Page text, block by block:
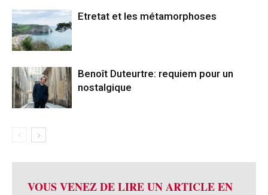
Etretat et les métamorphoses
Benoît Duteurtre: requiem pour un
nostalgique
VOUS VENEZ DE LIRE UN ARTICLE EN